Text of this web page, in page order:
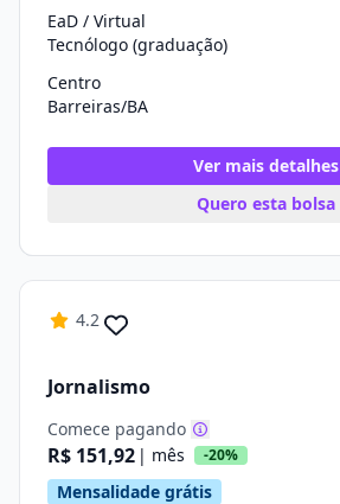
EaD / Virtual
Tecnólogo (graduação)
Centro
Barreiras/BA
Ver mais detalhes
Quero esta bolsa
4.2
Jornalismo
Comece pagando
R$ 151,92 | mês -20%
Mensalidade grátis